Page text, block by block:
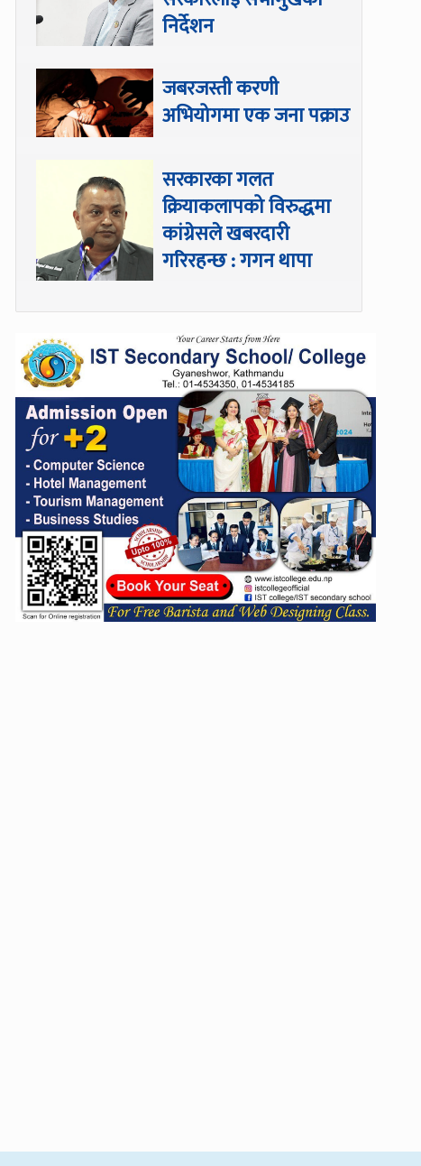
निर्देशन
जबरजस्ती करणी
अभियोगमा एक जना पक्राउ
सरकारका गलत
क्रियाकलापको विरुद्धमा
कांग्रेसले खबरदारी
गरिरहन्छ : गगन थापा